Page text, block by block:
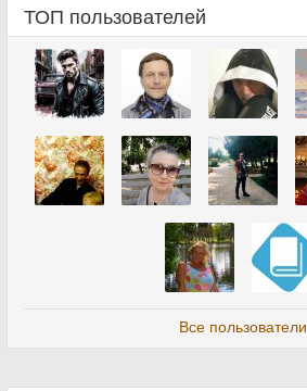
ТОП пользователей
Все пользователи